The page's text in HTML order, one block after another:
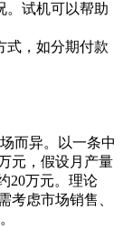
。试机可以帮助
式，如分期付款
而异。以一条中
元，假设月产量
20万元。理论
考虑市场销售、